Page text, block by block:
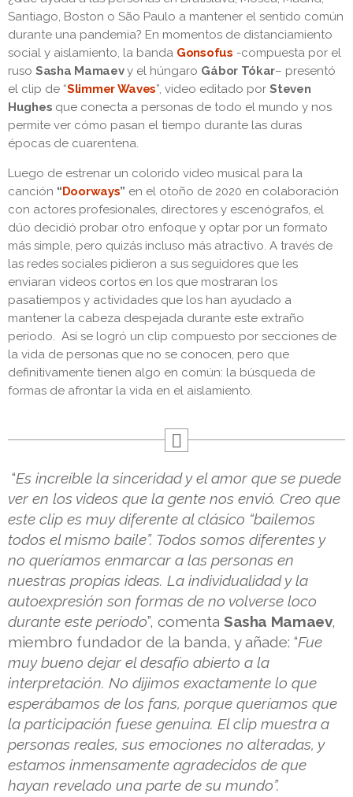
Santiago, Boston o São Paulo a mantener el sentido común
durante una pandemia? En momentos de distanciamiento
social y aislamiento, la banda Gonsofus -compuesta por el
ruso Sasha Mamaevy el húngaro Gábor Tókar– presentó
el clip de “Slimmer Waves”, video editado porSteven
Hughes que conecta a personas de todo el mundo y nos
permite ver cómo pasan el tiempo durante las duras
épocas de cuarentena.
Luego de estrenar un colorido video musical para la
canción “ Doorways” en el otoño de 2020 en colaboración
con actores profesionales, directores y escenógrafos, el
dúo decidió probar otro enfoque y optar por un formato
más simple, pero quizás incluso más atractivo. A través de
las redes sociales pidieron a sus seguidores que les
enviaran videos cortos en los que mostraran los
pasatiempos y actividades que los han ayudado a
mantener la cabeza despejada durante este extraño
período. Así se logró un clip compuesto por secciones de
la vida de personas que no se conocen, pero que
definitivamente tienen algo en común: la búsqueda de
formas de afrontar la vida en el aislamiento.
“Es increíble la sinceridad y el amor que se puede
ver en los videos que la gente nos envió. Creo que
este clip es muy diferente al clásico “bailemos
todos el mismo baile”. Todos somos diferentes y
no queríamos enmarcar a las personas en
nuestras propias ideas. La individualidad y la
autoexpresión son formas de no volverse loco
durante este período”, comenta Sasha Mamaev,
miembro fundador de la banda, y añade: “Fue
muy bueno dejar el desafío abierto a la
interpretación. No dijimos exactamente lo que
esperábamos de los fans, porque queríamos que
la participación fuese genuina. El clip muestra a
personas reales, sus emociones no alteradas, y
estamos inmensamente agradecidos de que
hayan revelado una parte de su mundo”.